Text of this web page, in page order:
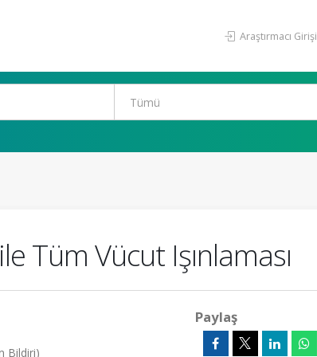
Araştırmacı Girişi
Tüm Vücut Işınlaması
Bildiri)
Paylaş